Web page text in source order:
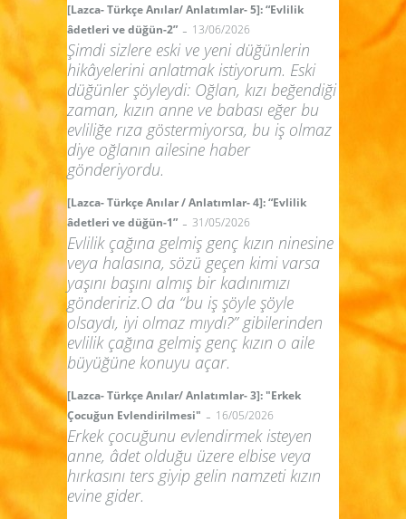
[Lazca- Türkçe Anılar/ Anlatımlar- 5]: “Evlilik
âdetleri ve düğün-2” - 13/06/2026
Şimdi sizlere eski ve yeni düğünlerin
hikâyelerini anlatmak istiyorum. Eski
düğünler şöyleydi: Oğlan, kızı beğendiği
zaman, kızın anne ve babası eğer bu
evliliğe rıza göstermiyorsa, bu iş olmaz
diye oğlanın ailesine haber
gönderiyordu.
[Lazca- Türkçe Anılar / Anlatımlar- 4]: “Evlilik
âdetleri ve düğün-1” - 31/05/2026
Evlilik çağına gelmiş genç kızın ninesine
veya halasına, sözü geçen kimi varsa
yaşını başını almış bir kadınımızı
göndeririz.O da “bu iş şöyle şöyle
olsaydı, iyi olmaz mıydı?” gibilerinden
evlilik çağına gelmiş genç kızın o aile
büyüğüne konuyu açar.
[Lazca- Türkçe Anılar/ Anlatımlar- 3]: "Erkek
Çocuğun Evlendirilmesi" - 16/05/2026
Erkek çocuğunu evlendirmek isteyen
anne, âdet olduğu üzere elbise veya
hırkasını ters giyip gelin namzeti kızın
evine gider.